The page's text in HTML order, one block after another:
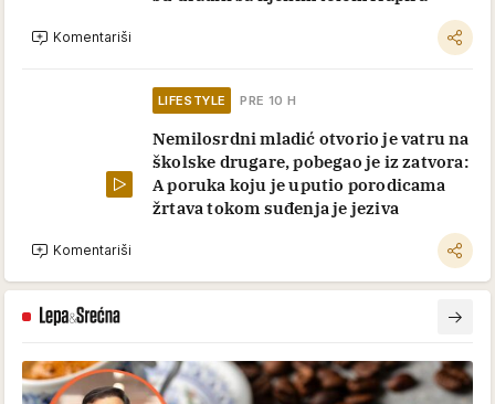
Komentariši
LIFESTYLE PRE 10 H
Nemilosrdni mladić otvorio je vatru na
školske drugare, pobegao je iz zatvora:
A poruka koju je uputio porodicama
žrtava tokom suđenja je jeziva
Komentariši